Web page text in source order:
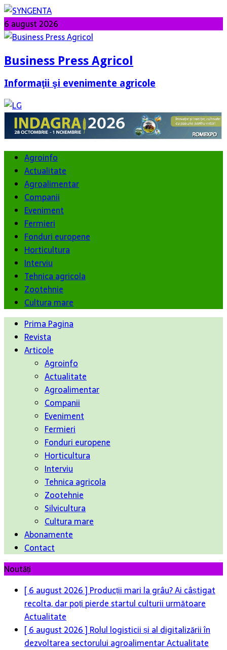
6 august 2026
Business Press Agricol
Informaţii şi evenimente agricole
Agroinfo
Actualitate
Agroalimentar
Companii
Eveniment
Fermieri
Fonduri europene
Horticultura
Interviu
Tehnica agricola
Zootehnie
Cultura mare
Prima Pagina
Revista
Articole
Agroinfo
Actualitate
Agroalimentar
Companii
Eveniment
Fermieri
Fonduri europene
Horticultura
Interviu
Tehnica agricola
Zootehnie
Silvicultura
Cultura mare
Abonamente
Contact
Noutăți
[ 6 august 2026 ] Producții mari la grâu? Ai câștigat
recolta, dar poți pierde startul culturii următoare
Actualitate
[ 6 august 2026 ] Rolul logisticii și al digitalizării în
dezvoltarea sectorului agroalimentarActualitate